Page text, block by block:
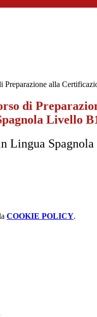
Preparazione alla
di
Livello
Lingua
COOKIE POLICY.